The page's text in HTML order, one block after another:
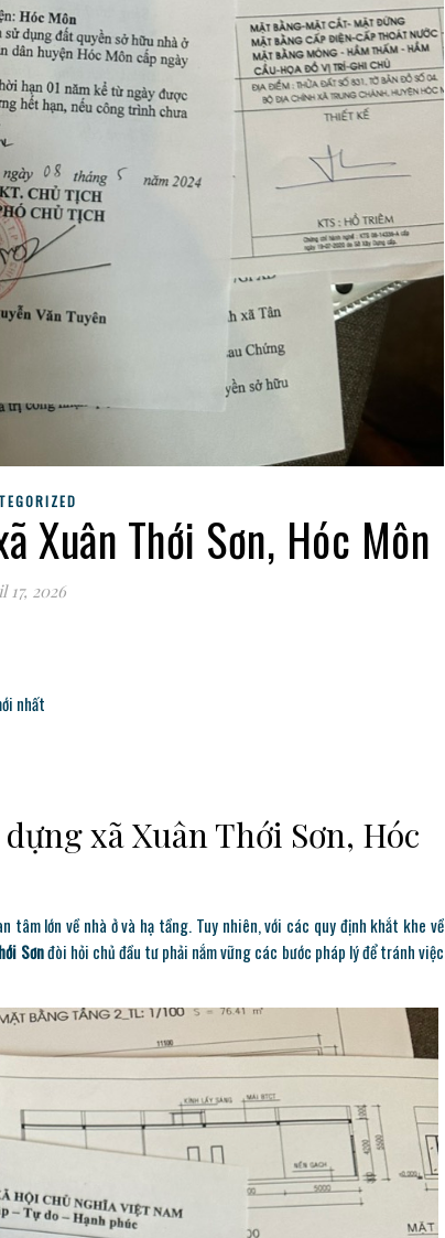
Xuân Thới Sơn, Hóc Môn
17, 2026
nhất
xã Xuân Thới Sơn, Hóc
tâm lớn về nhà ở và hạ tầng. Tuy nhiên, với các quy định khắt khe về
Sơnđòi hỏi chủ đầu tư phải nắm vững các bước pháp lý để tránh việc